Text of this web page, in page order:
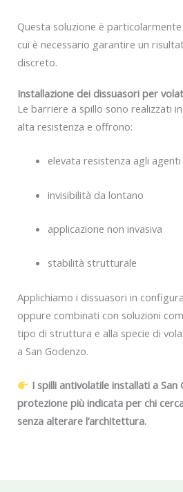
Questa soluzione è
cui è necessario garantire un
discreto.
Installazione dei dissuasori per
Le barriere a spillo sono realizzati
alta resistenza e offrono:
elevata resistenza agli
invisibilità da lontano
applicazione non invasiva
stabilità strutturale
Applichiamo i dissuasori in
oppure combinati con soluzioni
tipo di struttura e alla specie di
a San Godenzo.
I spilli antivolatile installati a San
protezione più indicata per chi
senza alterare l’architettura.